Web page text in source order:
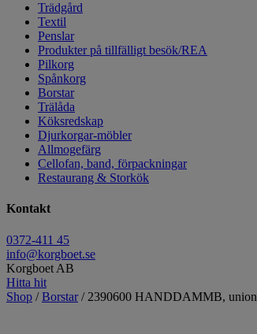
Trädgård
Textil
Penslar
Produkter på tillfälligt besök/REA
Pilkorg
Spånkorg
Borstar
Trälåda
Köksredskap
Djurkorgar-möbler
Allmogefärg
Cellofan, band, förpackningar
Restaurang & Storkök
Kontakt
0372-411 45
info@korgboet.se
Korgboet AB
Hitta hit
Shop /Borstar/ 2390600 HANDDAMMB, union